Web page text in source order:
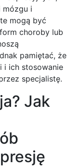
mózgu i
mogą być
choroby lub
pamiętać, że
i ich stosowanie
specjalistę.
Jak